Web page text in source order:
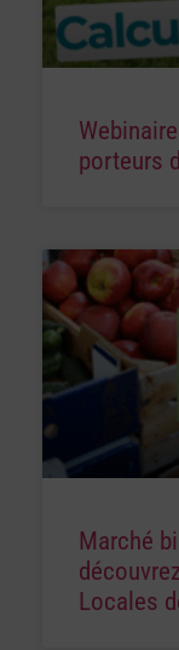
porteurs
Marché
Locales